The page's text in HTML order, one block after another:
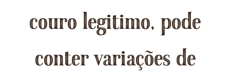
couro legitimo, pode
conter variações de